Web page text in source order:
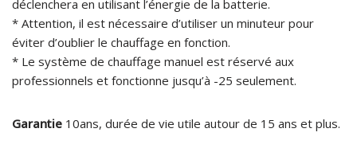
déclenchera en utilisant l’énergie de la batterie.
* Attention, il est nécessaire d’utiliser un minuteur pour
éviter d’oublier le chauffage en fonction.
* Le système de chauffage manuel est réservé aux
professionnels et fonctionne jusqu’à -25 seulement.
Garantie 10ans, durée de vie utile autour de 15 ans et plus.